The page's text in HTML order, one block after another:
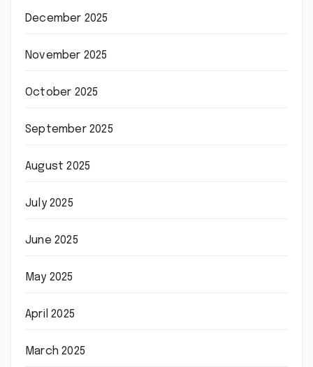
December 2025
November 2025
October 2025
September 2025
August 2025
July 2025
June 2025
May 2025
April 2025
March 2025